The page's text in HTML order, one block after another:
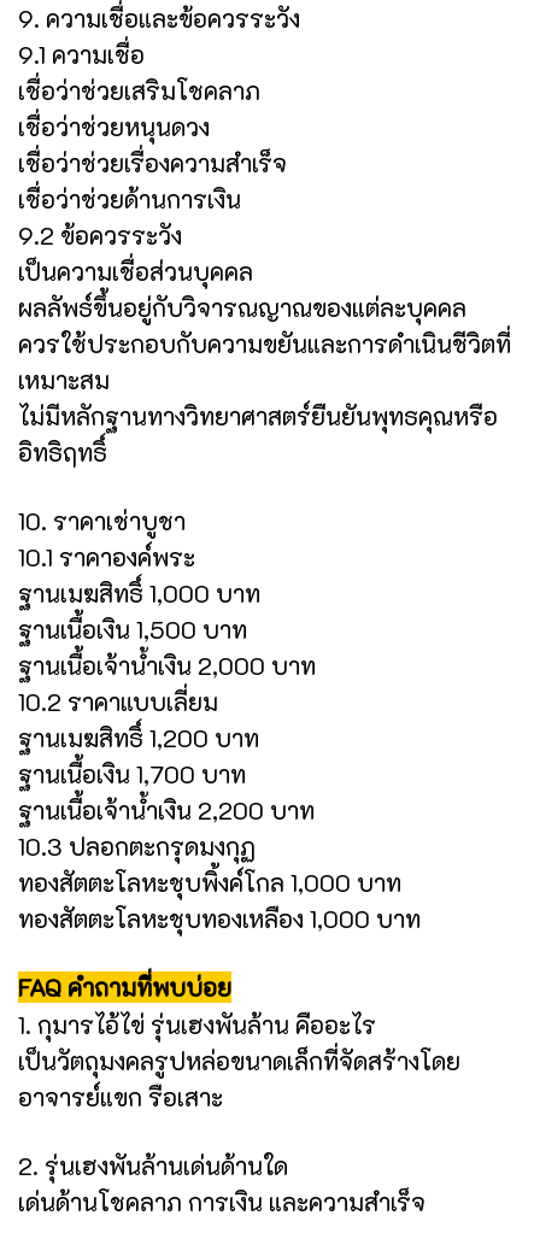
9. ความเชื่อและข้อควรระวัง
9.1 ความเชื่อ
เชื่อว่าช่วยเสริมโชคลาภ
เชื่อว่าช่วยหนุนดวง
เชื่อว่าช่วยเรื่องความสำเร็จ
เชื่อว่าช่วยด้านการเงิน
9.2 ข้อควรระวัง
เป็นความเชื่อส่วนบุคคล
ผลลัพธ์ขึ้นอยู่กับวิจารณญาณของแต่ละบุคคล
ควรใช้ประกอบกับความขยันและการดำเนินชีวิตที่
เหมาะสม
ไม่มีหลักฐานทางวิทยาศาสตร์ยืนยันพุทธคุณหรือ
อิทธิฤทธิ์
10. ราคาเช่าบูชา
10.1 ราคาองค์พระ
ฐานเมฆสิทธิ์ 1,000 บาท
ฐานเนื้อเงิน 1,500 บาท
ฐานเนื้อเจ้าน้ำเงิน 2,000 บาท
10.2 ราคาแบบเลี่ยม
ฐานเมฆสิทธิ์ 1,200 บาท
ฐานเนื้อเงิน 1,700 บาท
ฐานเนื้อเจ้าน้ำเงิน 2,200 บาท
10.3 ปลอกตะกรุดมงกุฏ
ทองสัตตะโลหะชุบพิ้งค์โกล 1,000 บาท
ทองสัตตะโลหะชุบทองเหลือง 1,000 บาท
FAQ คำถามที่พบบ่อย
1. กุมารไอ้ไข่ รุ่นเฮงพันล้าน คืออะไร
เป็นวัตถุมงคลรูปหล่อขนาดเล็กที่จัดสร้างโดย
อาจารย์แขก รือเสาะ
2. รุ่นเฮงพันล้านเด่นด้านใด
เด่นด้านโชคลาภ การเงิน และความสำเร็จ